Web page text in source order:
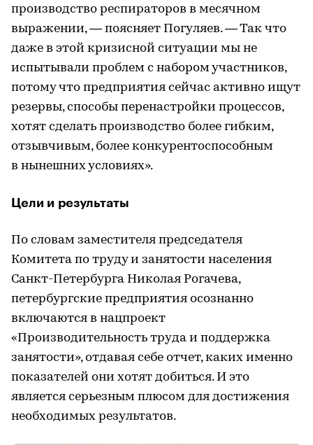
производство респираторов в месячном
выражении, — поясняет Погуляев. — Так что
даже в этой кризисной ситуации мы не
испытывали проблем с набором участников,
потому что предприятия сейчас активно ищут
резервы, способы перенастройки процессов,
хотят сделать производство более гибким,
отзывчивым, более конкурентоспособным
в нынешних условиях».
Цели и результаты
По словам заместителя председателя
Комитета по труду и занятости населения
Санкт-Петербурга Николая Рогачева,
петербургские предприятия осознанно
включаются в нацпроект
«Производительность труда и поддержка
занятости», отдавая себе отчет, каких именно
показателей они хотят добиться. И это
является серьезным плюсом для достижения
необходимых результатов.